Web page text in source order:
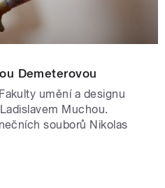
Demeterovou
umění a designu
Muchou.
souborů Nikolas